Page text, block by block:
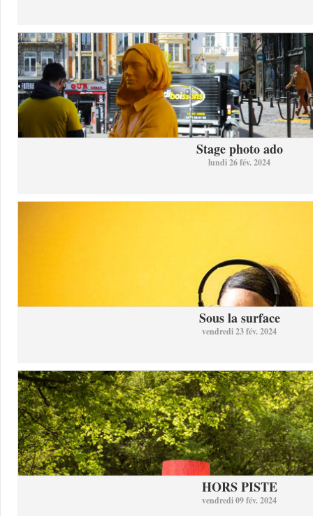
Stage photo ado
lundi 26 fév. 2024
Sous la surface
vendredi 23 fév. 2024
HORS PISTE
vendredi 09 fév. 2024